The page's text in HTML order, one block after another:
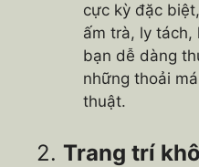
cực kỳ đặc
ấm trà, ly
bạn dễ dàng
những thoải
thuật.
2. Trang trí